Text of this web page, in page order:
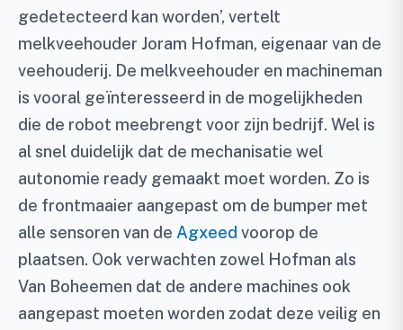
gedetecteerd kan worden’, vertelt
melkveehouder Joram Hofman, eigenaar van de
veehouderij. De melkveehouder en machineman
is vooral geïnteresseerd in de mogelijkheden
die de robot meebrengt voor zijn bedrijf. Wel is
al snel duidelijk dat de mechanisatie wel
autonomie ready gemaakt moet worden. Zo is
de frontmaaier aangepast om de bumper met
alle sensoren van de Agxeed voorop de
plaatsen. Ook verwachten zowel Hofman als
Van Boheemen dat de andere machines ook
aangepast moeten worden zodat deze veilig en